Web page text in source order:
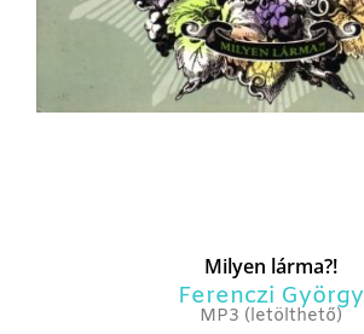
Milyen lárma?!
Ferenczi György
MP3 (letölthető)